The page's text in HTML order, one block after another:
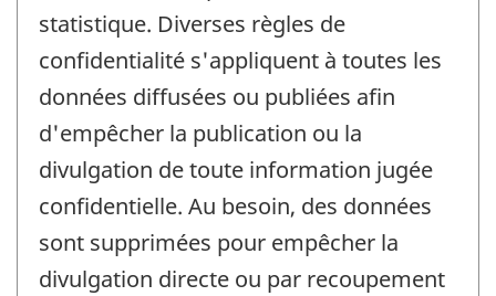
statistique. Diverses règles de
confidentialité s'appliquent à toutes les
données diffusées ou publiées afin
d'empêcher la publication ou la
divulgation de toute information jugée
confidentielle. Au besoin, des données
sont supprimées pour empêcher la
divulgation directe ou par recoupement